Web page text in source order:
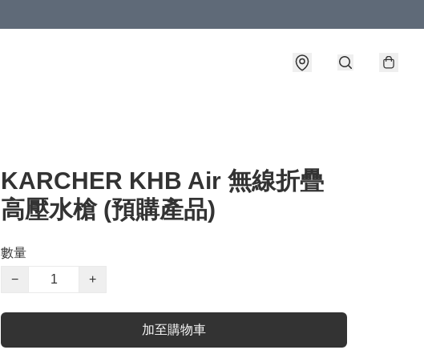
KARCHER KHB Air 無線折疊
高壓水槍 (預購產品)
數量
−
+
加至購物車